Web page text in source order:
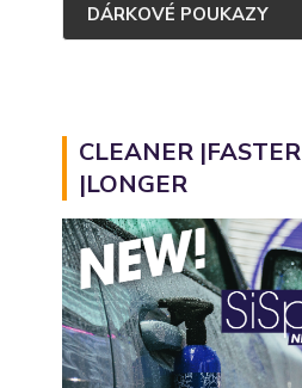
DÁRKOVÉ POUKAZY
CLEANER |FASTER
|LONGER